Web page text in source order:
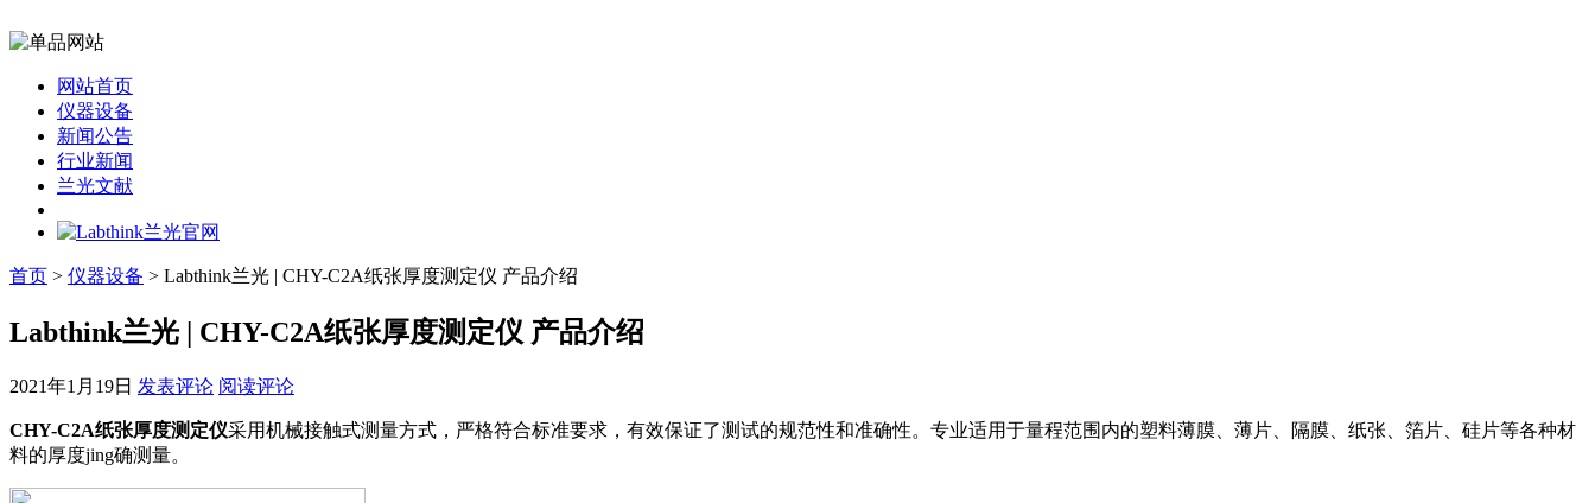
网站首页
仪器设备
新闻公告
行业新闻
兰光文献
首页 > 仪器设备 > Labthink兰光 | CHY-C2A纸张厚度测定仪 产品介绍
Labthink兰光 | CHY-C2A纸张厚度测定仪 产品介绍
2021年1月19日 发表评论 阅读评论
CHY-C2A纸张厚度测定仪采用机械接触式测量方式，严格符合标准要求，有效保证了测试的规范性和准确性。专业适用于量程范围内的塑料薄膜、薄片、隔膜、纸张、箔片、硅片等各种材
料的厚度jing确测量。